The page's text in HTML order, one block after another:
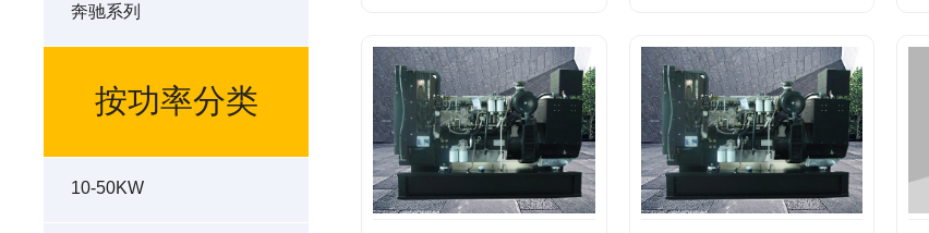
奔驰系列
按功率分类
10-50KW